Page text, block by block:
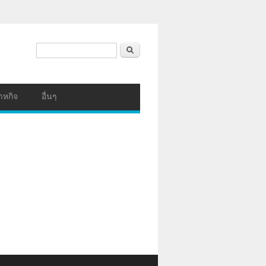
ค้นหา
หกิจ อื่นๆ